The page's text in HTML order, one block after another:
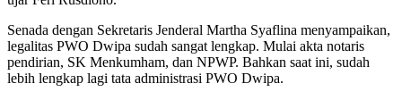
Senada dengan Sekretaris Jenderal Martha Syaflina menyampaikan,
legalitas PWO Dwipa sudah sangat lengkap. Mulai akta notaris
pendirian, SK Menkumham, dan NPWP. Bahkan saat ini, sudah
lebih lengkap lagi tata administrasi PWO Dwipa.